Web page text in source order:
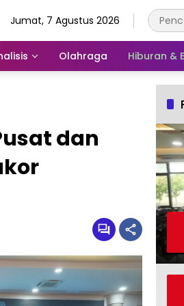
Jumat, 7 Agustus 2026
Olahraga Hiburan &
dan